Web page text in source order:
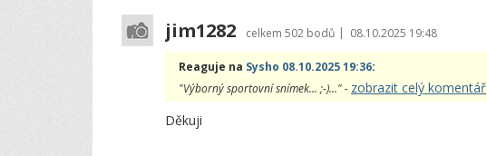
jim1282 celkem 502 bodů | 08.10.2025 19:48
Reaguje na Sysho 08.10.2025 19:36:
"Výborný sportovní snímek... ;-)..." - zobrazit celý komentář
Děkuji